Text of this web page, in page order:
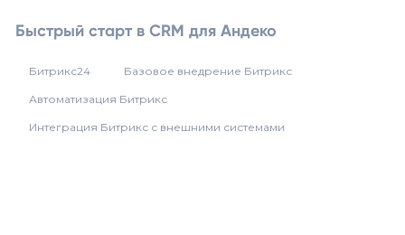
Быстрый старт в CRM для Андеко
Битрикс24 Базовое внедрение Битрикс
Автоматизация Битрикс
Интеграция Битрикс с внешними системами